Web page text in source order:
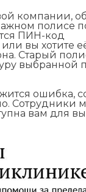
компании,
полисе
ПИН-код
вы хотите
Старый
выбранной
ошибка,
Сотрудники
вам для